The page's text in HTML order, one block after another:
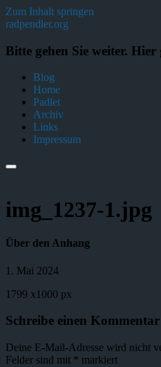
Zum Inhalt springen
radpendler.org
Bitte gehen Sie weiter. Hier
Blog
Home
Padlet
Archiv
Links
Impressum
img_1237-1.jpg
Über den Anhang
1. Mai 2024
1799 x1000 px
Schreibe einen Kommentar
Deine E-Mail-Adresse wird nicht
Felder sind mit * markiert